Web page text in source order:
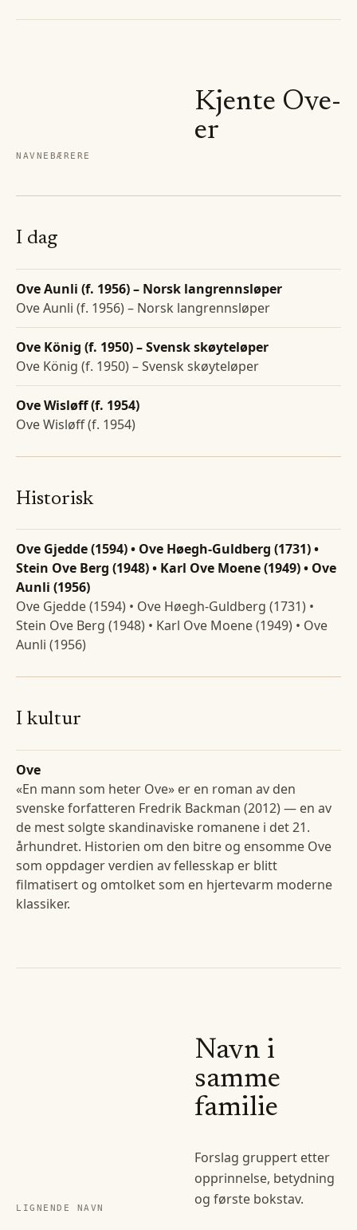
NAVNEBÆRERE
Kjente Ove-
er
I dag
Ove Aunli (f. 1956) – Norsk langrennsløper
Ove Aunli (f. 1956) – Norsk langrennsløper
Ove König (f. 1950) – Svensk skøyteløper
Ove König (f. 1950) – Svensk skøyteløper
Ove Wisløff (f. 1954)
Ove Wisløff (f. 1954)
Historisk
Ove Gjedde (1594) • Ove Høegh-Guldberg (1731) •
Stein Ove Berg (1948) • Karl Ove Moene (1949) • Ove
Aunli (1956)
Ove Gjedde (1594) • Ove Høegh-Guldberg (1731) •
Stein Ove Berg (1948) • Karl Ove Moene (1949) • Ove
Aunli (1956)
I kultur
Ove
«En mann som heter Ove» er en roman av den
svenske forfatteren Fredrik Backman (2012) — en av
de mest solgte skandinaviske romanene i det 21.
århundret. Historien om den bitre og ensomme Ove
som oppdager verdien av fellesskap er blitt
filmatisert og omtolket som en hjertevarm moderne
klassiker.
LIGNENDE NAVN
Navn i
samme
familie
Forslag gruppert etter
opprinnelse, betydning
og første bokstav.